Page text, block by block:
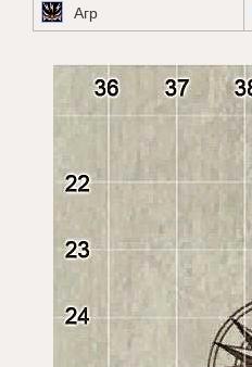
Агр